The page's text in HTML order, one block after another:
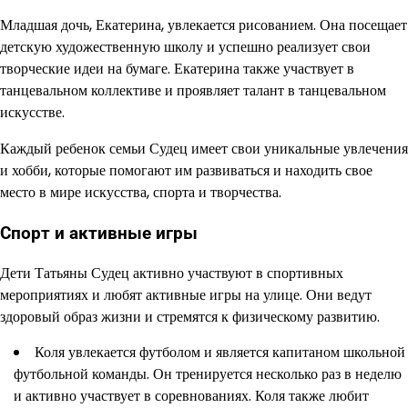
Младшая дочь, Екатерина, увлекается рисованием. Она посещает
детскую художественную школу и успешно реализует свои
творческие идеи на бумаге. Екатерина также участвует в
танцевальном коллективе и проявляет талант в танцевальном
искусстве.
Каждый ребенок семьи Судец имеет свои уникальные увлечения
и хобби, которые помогают им развиваться и находить свое
место в мире искусства, спорта и творчества.
Спорт и активные игры
Дети Татьяны Судец активно участвуют в спортивных
мероприятиях и любят активные игры на улице. Они ведут
здоровый образ жизни и стремятся к физическому развитию.
Коля увлекается футболом и является капитаном школьной
футбольной команды. Он тренируется несколько раз в неделю
и активно участвует в соревнованиях. Коля также любит